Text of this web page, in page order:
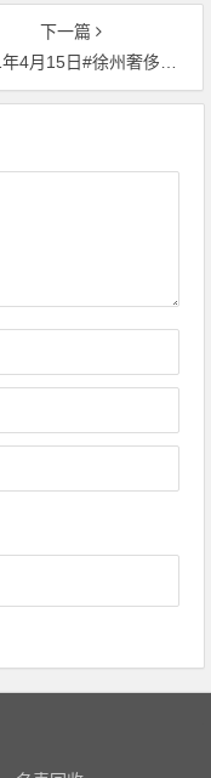
下一篇
15日#徐州奢侈品管家# 财经早餐